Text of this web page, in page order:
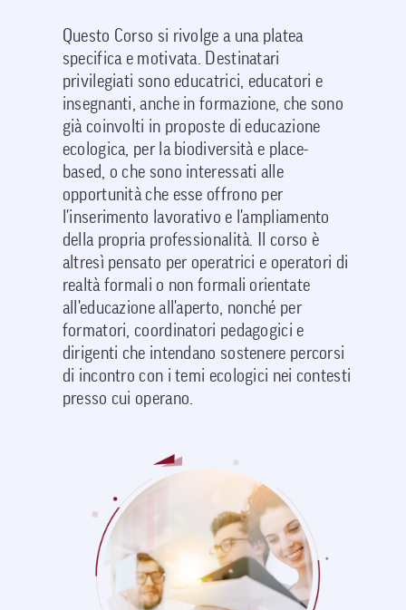
Questo Corso si rivolge a una platea
specifica e motivata. Destinatari
privilegiati sono educatrici, educatori e
insegnanti, anche in formazione, che sono
già coinvolti in proposte di educazione
ecologica, per la biodiversità e place-
based, o che sono interessati alle
opportunità che esse offrono per
l'inserimento lavorativo e l'ampliamento
della propria professionalità. Il corso è
altresì pensato per operatrici e operatori di
realtà formali o non formali orientate
all'educazione all'aperto, nonché per
formatori, coordinatori pedagogici e
dirigenti che intendano sostenere percorsi
di incontro con i temi ecologici nei contesti
presso cui operano.